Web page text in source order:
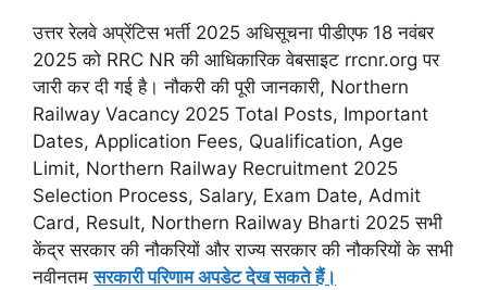
उत्तर रेलवे अप्रेंटिस भर्ती 2025 अधिसूचना पीडीएफ 18 नवंबर
2025 को RRC NR की आधिकारिक वेबसाइट rrcnr.org पर
जारी कर दी गई है। नौकरी की पूरी जानकारी, Northern
Railway Vacancy 2025 Total Posts, Important
Dates, Application Fees, Qualification, Age
Limit, Northern Railway Recruitment 2025
Selection Process, Salary, Exam Date, Admit
Card, Result, Northern Railway Bharti 2025 सभी
केंद्र सरकार की नौकरियों और राज्य सरकार की नौकरियों के सभी
नवीनतमसरकारी परिणाम अपडेट देख सकते हैं।